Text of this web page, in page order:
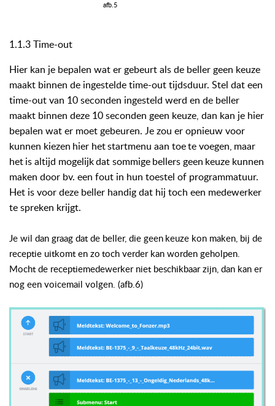
afb.5
1.1.3 Time-out
Hier kan je bepalen wat er gebeurt als de beller geen keuze
maakt binnen de ingestelde time-out tijdsduur. Stel dat een
time-out van 10 seconden ingesteld werd en de beller
maakt binnen deze 10 seconden geen keuze, dan kan je hier
bepalen wat er moet gebeuren. Je zou er opnieuw voor
kunnen kiezen hier hetstartmenu aan toetevoegen, maar
hetisaltijd mogelijkdatsommigebellers geen keuze kunnen
maken door bv. een fout in hun toestel of programmatuur.
Het is voor deze beller handig dat hij toch een medewerker
te spreken krijgt.
Je wil dan graag dat de beller, die geen keuze kon maken, bij de
receptie uitkomt en zo toch verder kan worden geholpen.
Mocht de receptiemedewerker niet beschikbaar zijn, dan kan er
nog een voicemail volgen. (afb.6)